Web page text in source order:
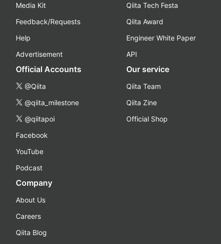
Media Kit
Feedback/Requests
Help
Advertisement
Qiita Tech Festa
Qiita Award
Engineer White Paper
API
Official Accounts
@Qiita
@qiita_milestone
@qiitapoi
Facebook
YouTube
Podcast
Our service
Qiita Team
Qiita Zine
Official Shop
Company
About Us
Careers
Qiita Blog